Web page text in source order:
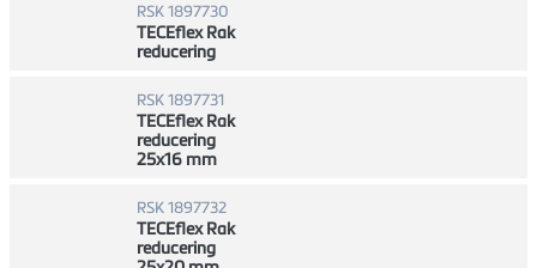
RSK 1897730
TECEflex Rak
reducering
RSK 1897731
TECEflex Rak
reducering
25x16 mm
RSK 1897732
TECEflex Rak
reducering